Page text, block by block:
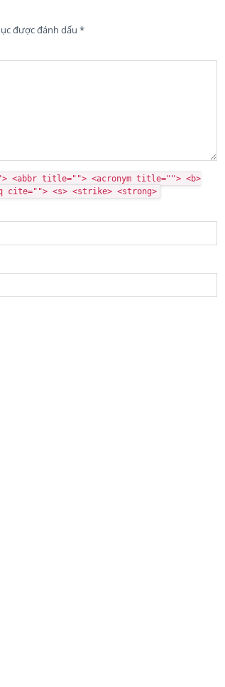
được đánh dấu *
<abbr title=""> <acronym title=""> <b>
cite=""> <s> <strike> <strong>